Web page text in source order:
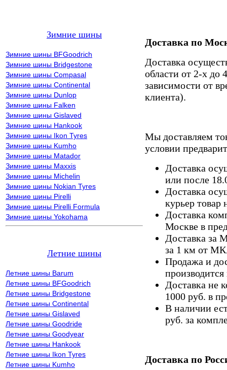
Зимние шины
Зимние шины BFGoodrich
Зимние шины Bridgestone
Зимние шины Compasal
Зимние шины Continental
Зимние шины Dunlop
Зимние шины Falken
Зимние шины Gislaved
Зимние шины Hankook
Зимние шины Ikon Tyres
Зимние шины Kumho
Зимние шины Matador
Зимние шины Maxxis
Зимние шины Michelin
Зимние шины Nokian Tyres
Зимние шины Pirelli
Зимние шины Pirelli Formula
Зимние шины Yokohama
Летние шины
Летние шины Barum
Летние шины BFGoodrich
Летние шины Bridgestone
Летние шины Continental
Летние шины Gislaved
Летние шины Goodride
Летние шины Goodyear
Летние шины Hankook
Летние шины Ikon Tyres
Летние шины Kumho
Доставка по
Доставка
области от 2-х до
зависимости от
клиента).
Мы доставляем
условии
Доставка
или после
Доставка
курьер товар
Доставка
Москве в
Доставка за
за 1 км от
Продажа и
Доставка не
1000 руб. в
В наличии
руб. за
Доставка по